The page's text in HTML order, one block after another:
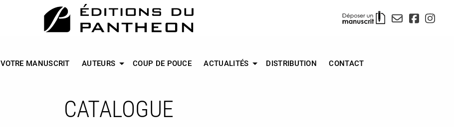
VOTRE MANUSCRIT AUTEURS COUP DE POUCE ACTUALITÉS DISTRIBUTION CONTACT
CATALOGUE